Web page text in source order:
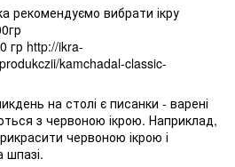
рекомендуємо вибрати ікру
гр http://ikra-
kamchadal-classic-
на столі є писанки - варені
з червоною ікрою. Наприклад,
червоною ікрою і